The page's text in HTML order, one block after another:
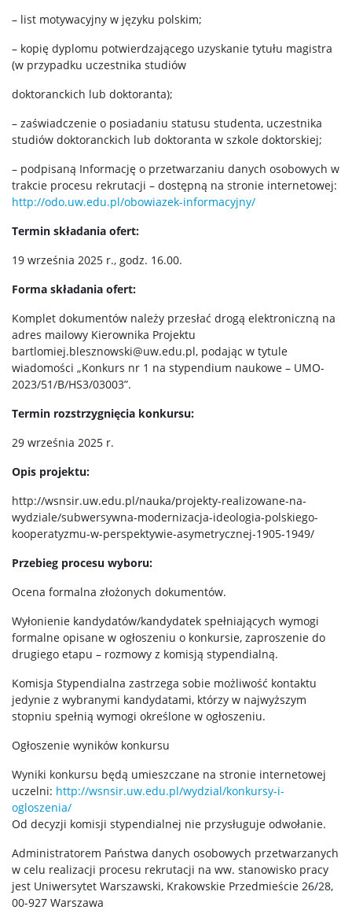
– list motywacyjny w języku polskim;
– kopię dyplomu potwierdzającego uzyskanie tytułu magistra
(w przypadku uczestnika studiów
doktoranckich lub doktoranta);
– zaświadczenie o posiadaniu statusu studenta, uczestnika
studiów doktoranckich lub doktoranta w szkole doktorskiej;
– podpisaną Informację o przetwarzaniu danych osobowych w
trakcie procesu rekrutacji – dostępną na stronie internetowej:
http://odo.uw.edu.pl/obowiazek-informacyjny/
Termin składania ofert:
19 września 2025 r., godz. 16.00.
Forma składania ofert:
Komplet dokumentów należy przesłać drogą elektroniczną na
adres mailowy Kierownika Projektu
bartlomiej.blesznowski@uw.edu.pl, podając w tytule
wiadomości „Konkurs nr 1 na stypendium naukowe – UMO-
2023/51/B/HS3/03003”.
Termin rozstrzygnięcia konkursu:
29 września 2025 r.
Opis projektu:
http://wsnsir.uw.edu.pl/nauka/projekty-realizowane-na-
wydziale/subwersywna-modernizacja-ideologia-polskiego-
kooperatyzmu-w-perspektywie-asymetrycznej-1905-1949/
Przebieg procesu wyboru:
Ocena formalna złożonych dokumentów.
Wyłonienie kandydatów/kandydatek spełniających wymogi
formalne opisane w ogłoszeniu o konkursie, zaproszenie do
drugiego etapu – rozmowy z komisją stypendialną.
Komisja Stypendialna zastrzega sobie możliwość kontaktu
jedynie z wybranymi kandydatami, którzy w najwyższym
stopniu spełnią wymogi określone w ogłoszeniu.
Ogłoszenie wyników konkursu
Wyniki konkursu będą umieszczane na stronie internetowej
uczelni: http://wsnsir.uw.edu.pl/wydzial/konkursy-i-
ogloszenia/
Od decyzji komisji stypendialnej nie przysługuje odwołanie.
Administratorem Państwa danych osobowych przetwarzanych
w celu realizacji procesu rekrutacji na ww. stanowisko pracy
jest Uniwersytet Warszawski, Krakowskie Przedmieście 26/28,
00-927 Warszawa